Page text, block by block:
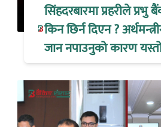
सिंहदरबारमा प्रहरीले
किन छिर्न दिएन ?
जान नपाउनुको कारण